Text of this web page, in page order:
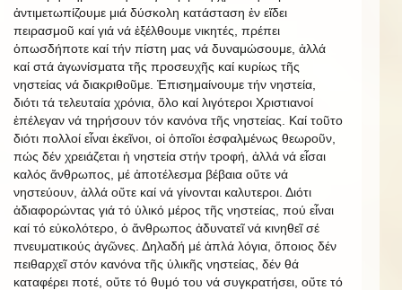
ἀντιμετωπίζουμε μιά δύσκολη κατάσταση ἐν εἴδει
πειρασμοῦ καί γιά νά ἐξέλθουμε νικητές, πρέπει
ὁπωσδήποτε καί τήν πίστη μας νά δυναμώσουμε, ἀλλά
καί στά ἀγωνίσματα τῆς προσευχῆς καί κυρίως τῆς
νηστείας νά διακριθοῦμε. Ἐπισημαίνουμε τήν νηστεία,
διότι τά τελευταία χρόνια, ὅλο καί λιγότεροι Χριστιανοί
ἐπέλεγαν νά τηρήσουν τόν κανόνα τῆς νηστείας. Καί τοῦτο
διότι πολλοί εἶναι ἐκεῖνοι, οἱ ὁποῖοι ἐσφαλμένως θεωροῦν,
πώς δέν χρειάζεται ἡ νηστεία στήν τροφή, ἀλλά νά εἶσαι
καλός ἄνθρωπος, μέ ἀποτέλεσμα βέβαια οὔτε νά
νηστεύουν, ἀλλά οὔτε καί νά γίνονται καλυτεροι. Διότι
ἀδιαφορώντας γιά τό ὑλικό μέρος τῆς νηστείας, πού εἶναι
καί τό εὐκολότερο, ὁ ἄνθρωπος ἀδυνατεῖ νά κινηθεῖ σέ
πνευματικούς ἀγῶνες. Δηλαδή μέ ἁπλά λόγια, ὅποιος δέν
πειθαρχεῖ στόν κανόνα τῆς ὑλικῆς νηστείας, δέν θά
καταφέρει ποτέ, οὔτε τό θυμό του νά συγκρατήσει, οὔτε τό